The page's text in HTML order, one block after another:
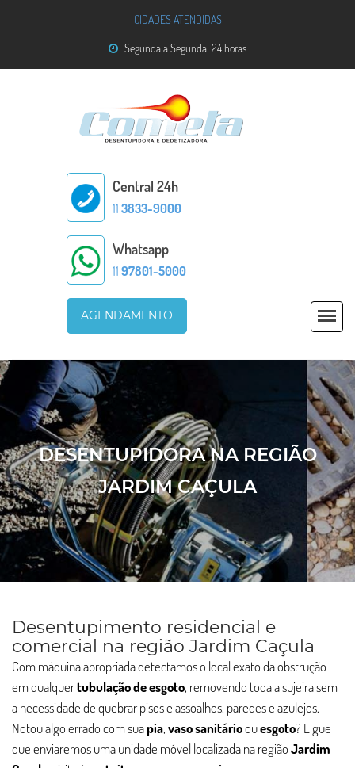
CIDADES ATENDIDAS
Segunda a Segunda: 24 horas
Central 24h
11 3833-9000
Whatsapp
11 97801-5000
AGENDAMENTO
DESENTUPIDORA NA REGIÃO
JARDIM CAÇULA
Desentupimento residencial e
comercial na região Jardim Caçula
Com máquina apropriada detectamos o local exato da obstrução
em qualquertubulação de esgoto, removendo toda a sujeira sem
a necessidade de quebrar pisos e assoalhos, paredes e azulejos.
Notou algo errado com suapia,vaso sanitárioouesgoto? Ligue
que enviaremos uma unidade móvel localizada na regiãoJardim